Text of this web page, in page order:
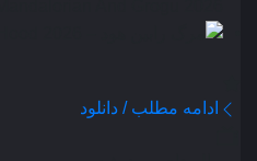
ادامه مطلب / دانلود